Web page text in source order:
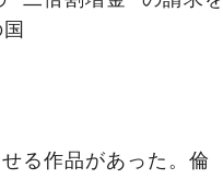
る作品があった。倫